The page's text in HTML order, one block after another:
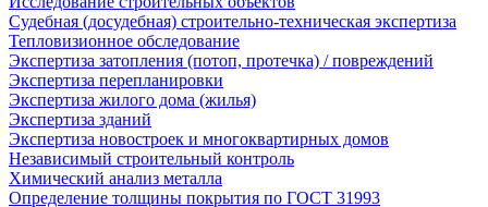
Судебная (досудебная) строительно-техническая экспертиза
Тепловизионное обследование
Экспертиза затопления (потоп, протечка) / повреждений
Экспертиза перепланировки
Экспертиза жилого дома (жилья)
Экспертиза зданий
Экспертиза новостроек и многоквартирных домов
Независимый строительный контроль
Химический анализ металла
Определение толщины покрытия по ГОСТ 31993